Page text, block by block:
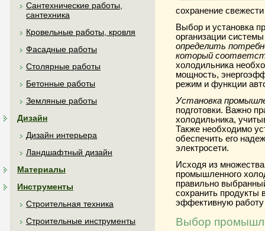
Сантехнические работы,
сантехника
Кровельные работы, кровля
Фасадные работы
Столярные работы
Бетонные работы
Земляные работы
Дизайн
Дизайн интерьера
Ландшафтный дизайн
Материалы
Инструменты
Строительная техника
Строительные инструменты
сохранение
Выбор и установка
организации
определить
который
холодильника
мощность,
режим и функции
Установка
подготовки. Важно
холодильника,
Также необходимо
обеспечить его
электросети.
Исходя из
промышленного
правильно
сохранить продукты
эффективную работу
Выбор